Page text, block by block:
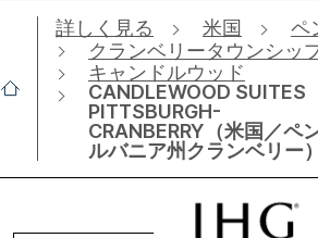
詳しく見る 米国
ペ
クランベリータウンシッ
キャンドルウッド
CANDLEWOOD SUITES
PITTSBURGH-
CRANBERRY（米国／ペ
ルバニア州クランベリー）